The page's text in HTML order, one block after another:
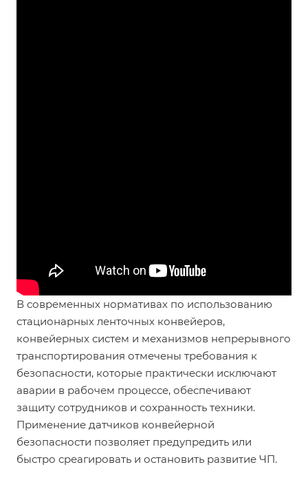
В современных нормативах по использованию
стационарных ленточных конвейеров,
конвейерных систем и механизмов непрерывного
транспортирования отмечены требования к
безопасности, которые практически исключают
аварии в рабочем процессе, обеспечивают
защиту сотрудников и сохранность техники.
Применение датчиков конвейерной
безопасности позволяет предупредить или
быстро среагировать и остановить развитие ЧП.